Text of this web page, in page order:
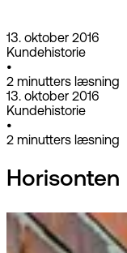
13. oktober 2016
Kundehistorie
•
2 minutters læsning
13. oktober 2016
Kundehistorie
•
2 minutters læsning
Horisonten